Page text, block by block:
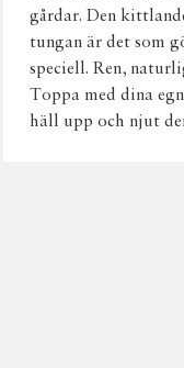
gårdar. Den
tungan är det som
speciell. Ren,
Toppa med dina
häll upp och njut